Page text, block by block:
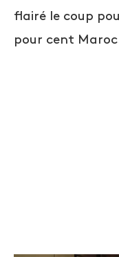
flairé le coup
pour cent